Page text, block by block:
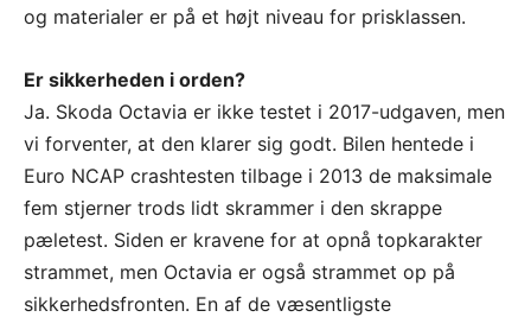
og materialer er på et højt niveau for prisklassen.
Er sikkerheden i orden?
Ja. Skoda Octavia er ikke testet i 2017-udgaven, men
vi forventer, at den klarer sig godt. Bilen hentede i
Euro NCAP crashtesten tilbage i 2013 de maksimale
fem stjerner trods lidt skrammer i den skrappe
pæletest. Siden er kravene for at opnå topkarakter
strammet, men Octavia er også strammet op på
sikkerhedsfronten. En af de væsentligste